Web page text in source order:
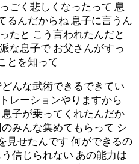
ごく悲しくなったって 息
るんだからね 息子に言うん
たと こう言われたんだと
な息子で お父さんがすっ
とを知って
んな武術できるできてい
レーションやりますから
子が乗ってくれたんだか
みんな集めてもらって シ
見せたんです 何ができるの
信じられない あの能力は